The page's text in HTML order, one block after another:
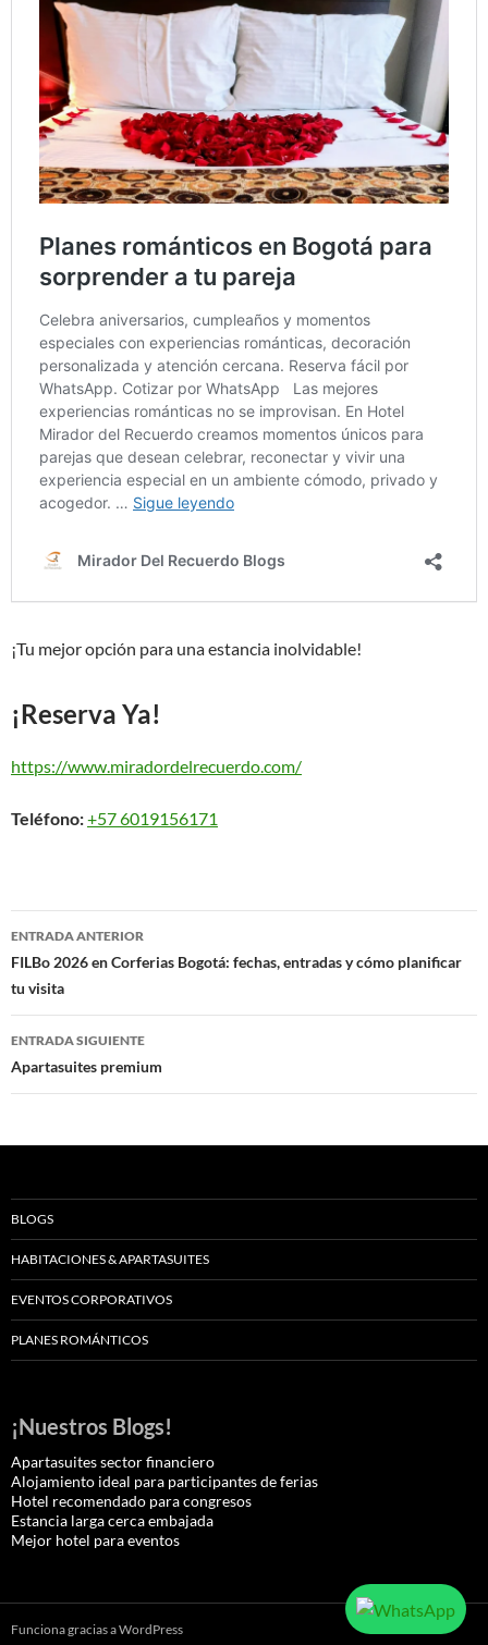
¡Tu mejor opción para una estancia inolvidable!
¡Reserva Ya!
https://www.miradordelrecuerdo.com/
Teléfono:+57 6019156171
Navegación
de
entradas
ENTRADA ANTERIOR
FILBo 2026 en Corferias Bogotá: fechas, entradas y cómo planificar
tu visita
ENTRADA SIGUIENTE
Apartasuites premium
BLOGS
HABITACIONES & APARTASUITES
EVENTOS CORPORATIVOS
PLANES ROMÁNTICOS
¡Nuestros Blogs!
Apartasuites sector financiero
Alojamiento ideal para participantes de ferias
Hotel recomendado para congresos
Estancia larga cerca embajada
Mejor hotel para eventos
Funciona gracias a WordPress